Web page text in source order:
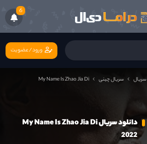
6
ورود/عضویت
سریال سریال چینی My Name Is Zhao Jia Di
دانلود سریال My Name Is Zhao Jia Di
2022